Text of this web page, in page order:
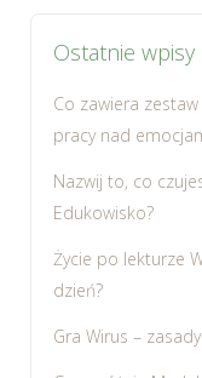
Ostatnie wpisy
Co zawiera
pracy nad
Nazwij to, co
Edukowisko?
Życie po lekturze
dzień?
Gra Wirus –